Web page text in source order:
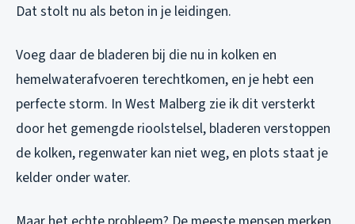
Dat stolt nu als beton in je leidingen.
Voeg daar de bladeren bij die nu in kolken en
hemelwaterafvoeren terechtkomen, en je hebt een
perfecte storm. In West Malberg zie ik dit versterkt
door het gemengde rioolstelsel, bladeren verstoppen
de kolken, regenwater kan niet weg, en plots staat je
kelder onder water.